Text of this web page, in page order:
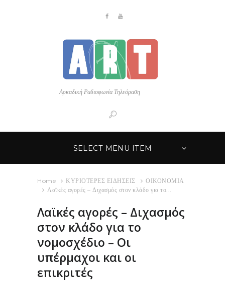
Αρκαδική Ραδιοφωνία Τηλεόραση
SELECT MENU ITEM
Home ΚΥΡΙΟΤΕΡΕΣ ΕΙΔΗΣΕΙΣ
ΟΙΚΟΝΟΜΙΑ
Λαϊκές αγορές – Διχασμός στον κλάδο για το...
Λαϊκές αγορές – Διχασμός
στον κλάδο για το
νομοσχέδιο – Οι
υπέρμαχοι και οι
επικριτές